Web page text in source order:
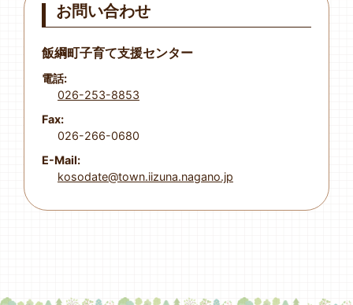
お問い合わせ
飯綱町子育て支援センター
電話:
026-253-8853
Fax:
026-266-0680
E-Mail:
kosodate@town.iizuna.nagano.jp